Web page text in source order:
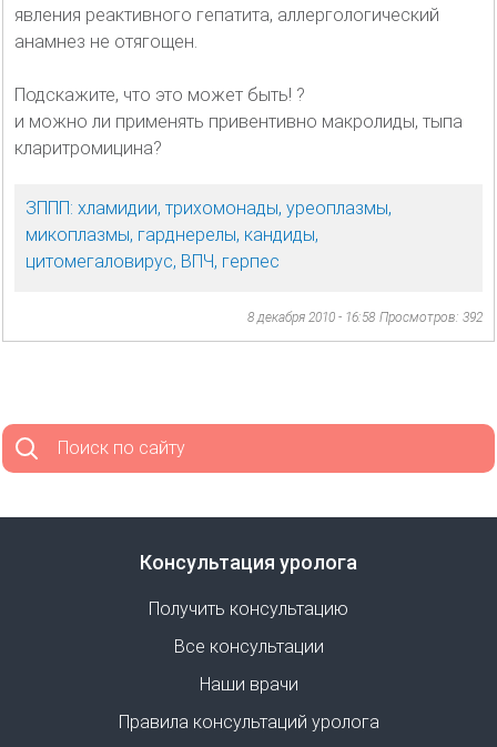
явления реактивного гепатита, аллергологический
анамнез не отягощен.
Подскажите, что это может быть! ?
и можно ли применять привентивно макролиды, тыпа
кларитромицина?
ЗППП: хламидии, трихомонады, уреоплазмы,
микоплазмы, гарднерелы, кандиды,
цитомегаловирус, ВПЧ, герпес
8 декабря 2010 - 16:58 Просмотров: 392
Поиск по сайту
Консультация уролога
Получить консультацию
Все консультации
Наши врачи
Правила консультаций уролога